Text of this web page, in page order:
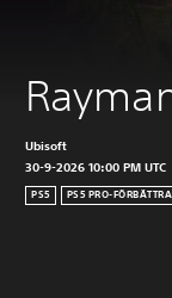
Ubisoft
30-9-2026 10:00 PM UTC
PS5 PS5 PRO-